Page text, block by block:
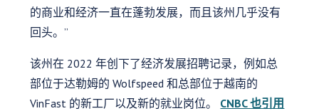
的商业和经济一直在蓬勃发展，而且该州几乎没有
回头。”
该州在 2022 年创下了经济发展招聘记录，例如总
部位于达勒姆的 Wolfspeed 和总部位于越南的
VinFast 的新工厂以及新的就业岗位。 CNBC 也引用